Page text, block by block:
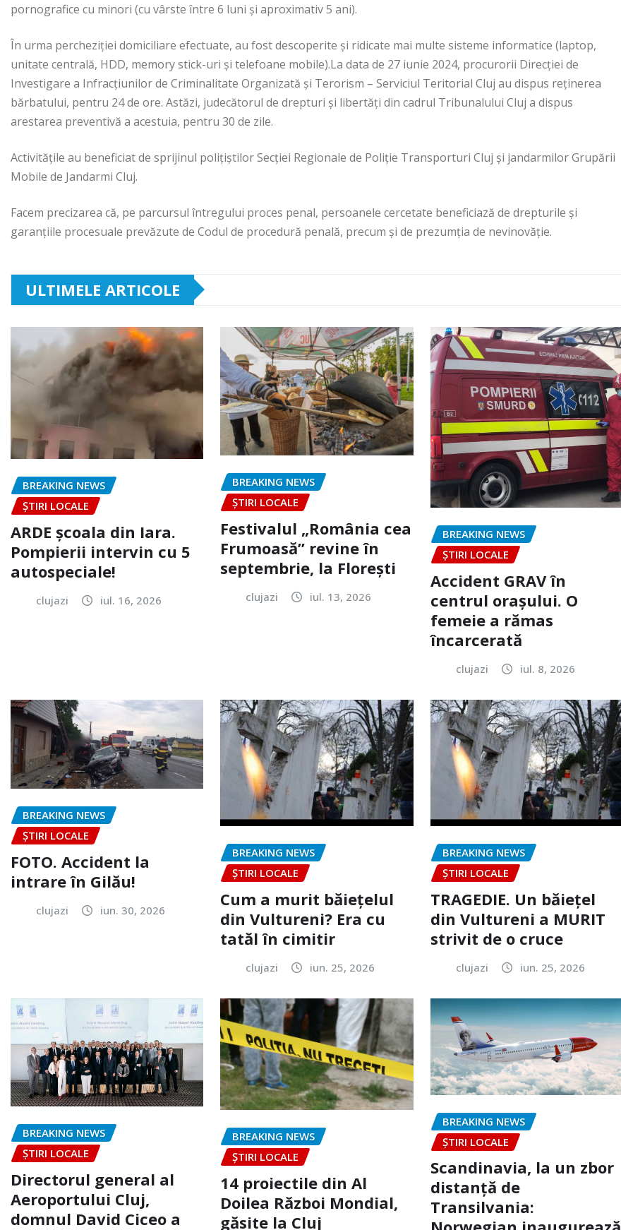
pornografice cu minori (cu vârste între 6 luni și aproximativ 5 ani).
În urma percheziției domiciliare efectuate, au fost descoperite și ridicate mai multe sisteme informatice (laptop,
unitate centrală, HDD, memory stick-uri și telefoane mobile).La data de 27 iunie 2024, procurorii Direcției de
Investigare a Infracțiunilor de Criminalitate Organizată și Terorism – Serviciul Teritorial Cluj au dispus reținerea
bărbatului, pentru 24 de ore. Astăzi, judecătorul de drepturi și libertăți din cadrul Tribunalului Cluj a dispus
arestarea preventivă a acestuia, pentru 30 de zile.
Activitățile au beneficiat de sprijinul polițiștilor Secției Regionale de Poliție Transporturi Cluj și jandarmilor Grupării
Mobile de Jandarmi Cluj.
Facem precizarea că, pe parcursul întregului proces penal, persoanele cercetate beneficiază de drepturile și
garanțiile procesuale prevăzute de Codul de procedură penală, precum și de prezumția de nevinovăție.
ULTIMELE ARTICOLE
BREAKING NEWS
ȘTIRI LOCALE
ARDE școala din Iara.
Pompierii intervin cu 5
autospeciale!
clujazi iul. 16, 2026
BREAKING NEWS
ȘTIRI LOCALE
Festivalul „România cea
Frumoasă” revine în
septembrie, la Florești
clujazi iul. 13, 2026
BREAKING NEWS
ȘTIRI LOCALE
Accident GRAV în
centrul orașului. O
femeie a rămas
încarcerată
clujazi iul. 8, 2026
BREAKING NEWS
ȘTIRI LOCALE
FOTO. Accident la
intrare în Gilău!
clujazi iun. 30, 2026
BREAKING NEWS
ȘTIRI LOCALE
Cum a murit băiețelul
din Vultureni? Era cu
tatăl în cimitir
clujazi iun. 25, 2026
BREAKING NEWS
ȘTIRI LOCALE
TRAGEDIE. Un băiețel
din Vultureni a MURIT
strivit de o cruce
clujazi iun. 25, 2026
BREAKING NEWS
ȘTIRI LOCALE
Directorul general al
Aeroportului Cluj,
domnul David Ciceo a
BREAKING NEWS
ȘTIRI LOCALE
14 proiectile din Al
Doilea Război Mondial,
găsite la Cluj
BREAKING NEWS
ȘTIRI LOCALE
Scandinavia, la un zbor
distanță de
Transilvania: